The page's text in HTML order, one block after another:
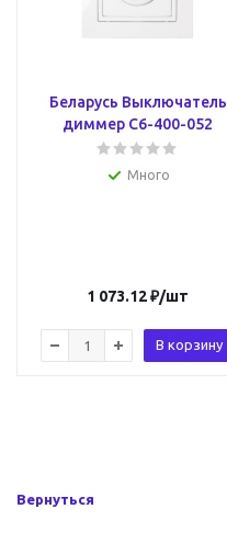
Беларусь Выключатель
диммер С6-400-052
Много
1 073.12₽/шт
В корзину
Вернуться